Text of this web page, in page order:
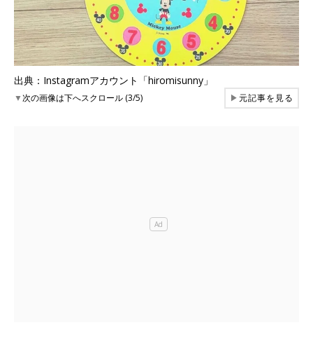
出典：Instagramアカウント「hiromisunny」
▼次の画像は下へスクロール (3/5) ▶元記事を見る